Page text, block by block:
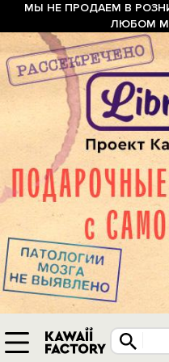
МЫ НЕ ПРОДАЕМ В
ЛЮБОМ